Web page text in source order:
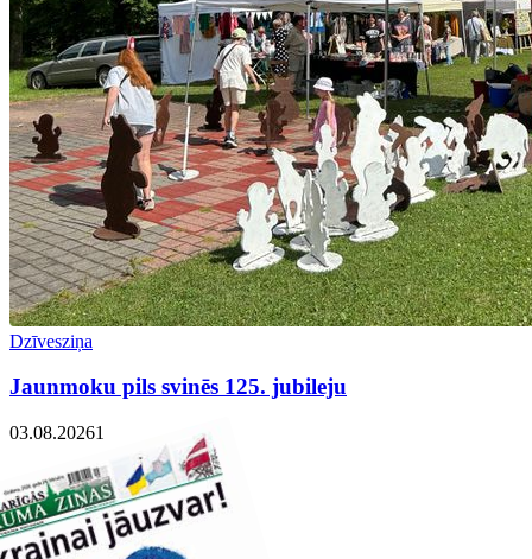
Dzīvesziņa
Jaunmoku pils svinēs 125. jubileju
03.08.20261